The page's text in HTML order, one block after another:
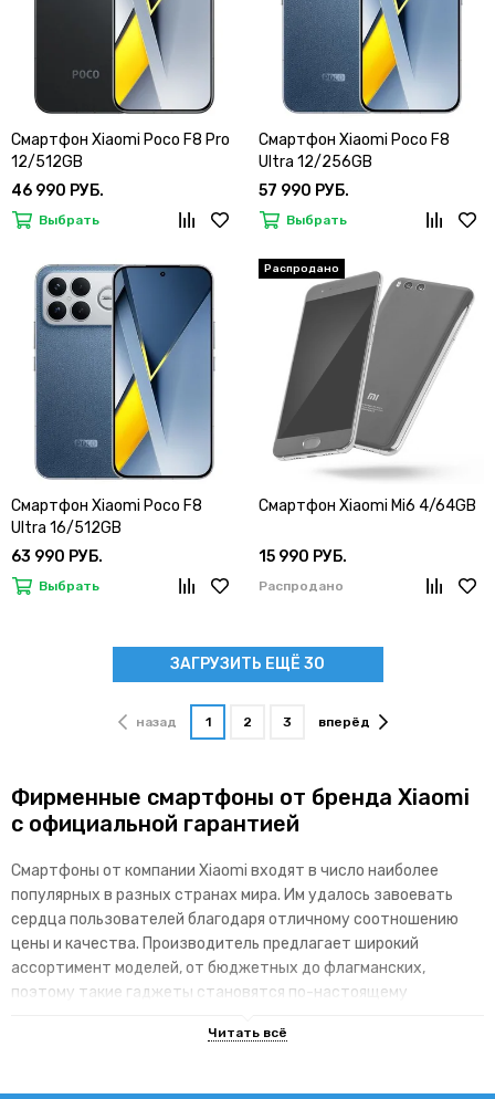
Смартфон Xiaomi Poco F8 Pro
12/512GB
46 990 РУБ.
Выбрать
Смартфон Xiaomi Poco F8
Ultra 12/256GB
57 990 РУБ.
Выбрать
Смартфон Xiaomi Poco F8
Ultra 16/512GB
63 990 РУБ.
Выбрать
Смартфон Xiaomi Mi6 4/64GB
15 990 РУБ.
Распродано
ЗАГРУЗИТЬ ЕЩЁ 30
назад 1 2 3 вперёд
Фирменные смартфоны от бренда Xiaomi
с официальной гарантией
Смартфоны от компании Xiaomi входят в число наиболее
популярных в разных странах мира. Им удалось завоевать
сердца пользователей благодаря отличному соотношению
цены и качества. Производитель предлагает широкий
ассортимент моделей, от бюджетных до флагманских,
поэтому такие гаджеты становятся по-настоящему
линейки гаджетов